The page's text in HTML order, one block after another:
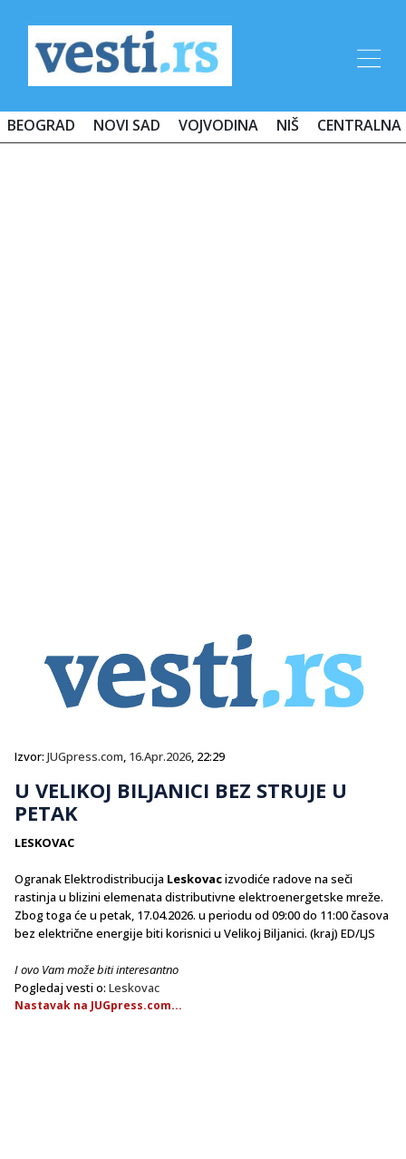
BEOGRAD NOVI SAD VOJVODINA NIŠ CENTRALNA
Izvor: JUGpress.com, 16.Apr.2026, 22:29
U VELIKOJ BILJANICI BEZ STRUJE U
PETAK
LESKOVAC
Ogranak Elektrodistribucija Leskovacizvodiće radove na seči
rastinja u blizini elemenata distributivne elektroenergetske mreže.
Zbog toga će u petak, 17.04.2026. u periodu od 09:00 do 11:00 časova
bez električne energije biti korisnici u Velikoj Biljanici. (kraj) ED/LJS
I ovo Vam može biti interesantno
Pogledaj vesti o: Leskovac
Nastavak na JUGpress.com...